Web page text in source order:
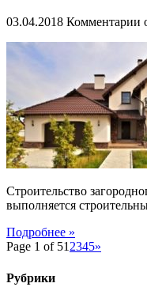
03.04.2018 Комментарии к
и
Строительство
выполняется
Подробнее »
Page 1 of 51 2345»
Рубрики